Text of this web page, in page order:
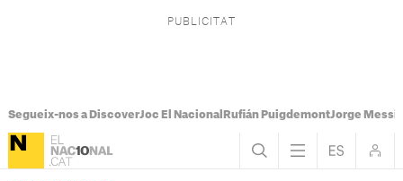
Segueix-nos a DiscoverJoc El Nacional Rufián PuigdemontJorge Messi